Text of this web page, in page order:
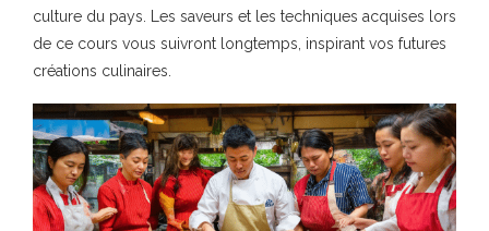
culture du pays. Les saveurs et les techniques acquises lors
de ce cours vous suivront longtemps, inspirant vos futures
créations culinaires.